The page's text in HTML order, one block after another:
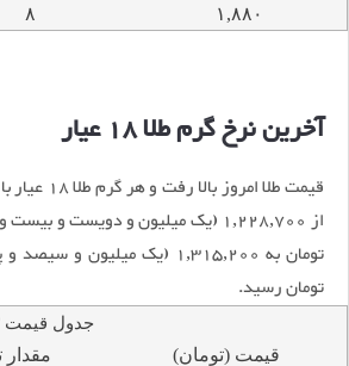
۱,۸۸۰
۸
آخرین نرخ گرم طلا 18 عیار
از 1,228,700 (یک میلیون و دویست
تومان به 1,315,200 (یک
تومان رسید.
جدول قیمت ۳ روز اخیر هر گرم طلا ۱۸ عیار
قیمت (تومان) مقدار